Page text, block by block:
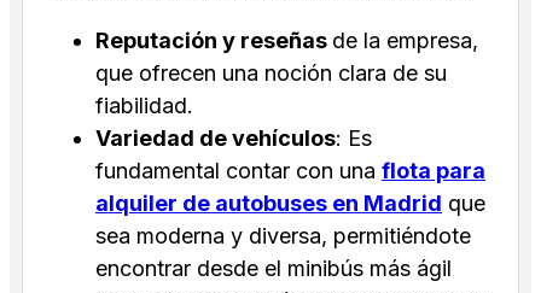
Reputación y reseñas de la empresa,
que ofrecen una noción clara de su
fiabilidad.
Variedad de vehículos: Es
fundamental contar con una flota para
alquiler de autobuses en Madrid que
sea moderna y diversa, permitiéndote
encontrar desde el minibús más ágil